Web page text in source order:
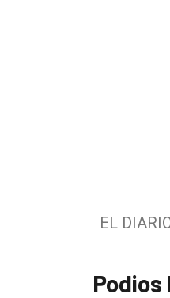
EL
Podios